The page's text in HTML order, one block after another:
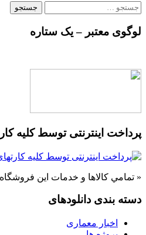
جستجو
برای:
لوگوی معتبر – یک ستاره
پرداخت اینترنتی توسط کلیه
« تمامي كالاها و خدمات اين
دسته بندی دانلودهای
اخبار معماری